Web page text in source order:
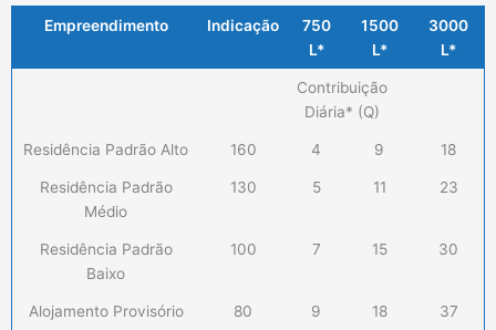
Empreendimento Indicação
750
L*
1500
L*
3000
L*
Contribuição
Diária* (Q)
Residência Padrão Alto 160 4 9 18
Residência Padrão
Médio
130 5 11 23
Residência Padrão
Baixo
100 7 15 30
Alojamento Provisório 80 9 18 37